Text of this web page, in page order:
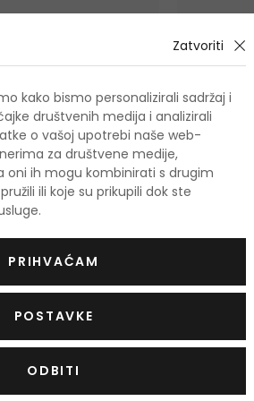
Argan Oil
Hranjiva
Na zalihi
Zatvoriti
kako bismo personalizirali sadržaj i
društvenih medija i analizirali
o vašoj upotrebi naše web-
za društvene medije,
oni ih mogu kombinirati s drugim
ili koje su prikupili dok ste
PRIHVAĆAM
POSTAVKE
ODBITI